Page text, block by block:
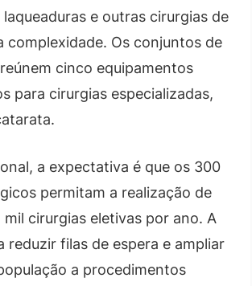
e outras cirurgias de
complexidade. Os conjuntos de
cinco equipamentos
para cirurgias especializadas,
a expectativa é que os 300
permitam a realização de
cirurgias eletivas por ano. A
reduzir filas de espera e ampliar
a procedimentos